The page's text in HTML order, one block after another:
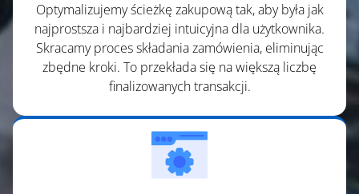
Optymalizujemy ścieżkę zakupową tak, aby była jak
najprostsza i najbardziej intuicyjna dla użytkownika.
Skracamy proces składania zamówienia, eliminując
zbędne kroki. To przekłada się na większą liczbę
finalizowanych transakcji.